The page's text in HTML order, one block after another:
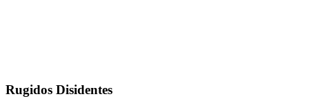
Rugidos Disidentes